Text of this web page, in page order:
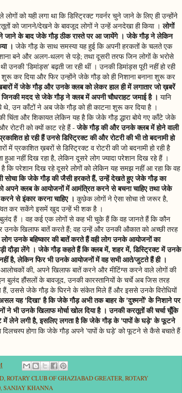
को यही लगा था कि डिस्ट्रिक्ट गवर्नर चुने जाने के लिए ही उन्होंने
को जानने/देखने के बावजूद लोगों ने उन्हें अनदेखा ही किया ।लोगों
चुने जाने के बाद जेके गौड़ ठीक रास्ते पर आ जायेंगे । जेके गौड़ ने लेकिन
।जेके गौड़ के साथ समस्या यह हुई कि अपनी हरकतों के चलते एक
बने और अलग-थलग से पड़े; तथा दूसरी तरफ जिन लोगों के भरोसे
उनकी 'डिमांड्स' बढ़ती जा रही थीं । उनकी डिमांड्स पूरी नहीं हो रही
कर दिया और फिर उन्होंने जेके गौड़ को ही निशाना बनाना शुरू कर
में जेके गौड़ और उनके क्लब को लेकर हाल ही में लगातार जो ख़बरें
जिनकी मदद से जेके गौड़ ने क्लब में अपनी चौधराहट जमाई है । यानि
उन काँटों ने अब जेके गौड़ को ही काटना शुरू कर दिया है ।
चिंता और शिकायत लेकिन यह है कि जेके गौड़ द्धारा बोये गए काँटे जेके
रोटरी को क्यों काट रहे हैं -जेके गौड़ की और उनके क्लब में होने वाली
हो रही हैं उनसे डिस्ट्रिक्ट की और रोटरी की भी तो बदनामी हो
में प्रकाशित ख़बरों से डिस्ट्रिक्ट व रोटरी की जो बदनामी हो रही है
नहीं दिख रहा है, लेकिन दूसरे लोग ज्यादा परेशान दिख रहे हैं ।
है कि परेशान दिख रहे दूसरे लोगों को लेकिन यह समझ नहीं आ रहा कि वह
सोचा कि जेके गौड़ की जैसी हरकते हैं, उन्हें देखते हुए जेके गौड़ का
अपने क्लब के आयोजनों में आमंत्रित करने से बचना चाहिए तथा जेके
से इंकार करना चाहिए । कुछेक लोगों ने ऐसा सोचा तो जरूर है,
कर सकेंगे इसमें खुद उन्हें भी शक है ।
हैं । वह कई एक लोगों से कह भी चुके हैं कि वह जानते हैं कि कौन
उनके खिलाफ बातें करते हैं; वह उन्हें और उनकी औकात को अच्छी तरह
उनके बहिष्कार की बातें करते हैं वही लोग उनके आयोजनों का
दौड़ा लेंगे । जेके गौड़ कहते हैं कि क्लब में, शहर में, डिस्ट्रिक्ट में उनके
है, लेकिन फिर भी उनके आयोजनों में वह सभी आते/जुटते हैं ही ।
की, अपने खिलाफ बातें करने और मीटिंग्स करने वाले लोगों की
बुलंद हौंसलों के बावजूद, उनकी कारस्तानियों के चर्चे अब जिस तरह
हैं, उससे जेके गौड़ के घिरने के संकेत मिले हैं और इससे उनके विरोधियों
यह 'दिखा' है कि जेके गौड़ अभी तक बाहर के 'दुश्मनों' के निशाने पर
भी उनके खिलाफ मोर्चा खोल दिया है । उनकी करतूतों की चर्चा चूँकि
में लेने लगी है, इसलिए लगता है कि जेके गौड़ के 'पापों के घड़े' के फूटने
होगा कि जेके गौड़ अपने 'पापों के घड़े' को फूटने से कैसे बचाते हैं
,ROTARY CLUB OF GHAZIABAD GREATER,ROTARY
,SANJAY KHANNA